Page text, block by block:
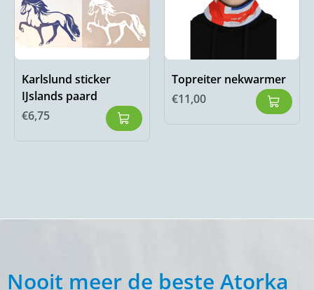
Karlslund sticker
IJslands paard
€6,75
Topreiter nekwarmer
€11,00
Nooit meer de beste Atorka